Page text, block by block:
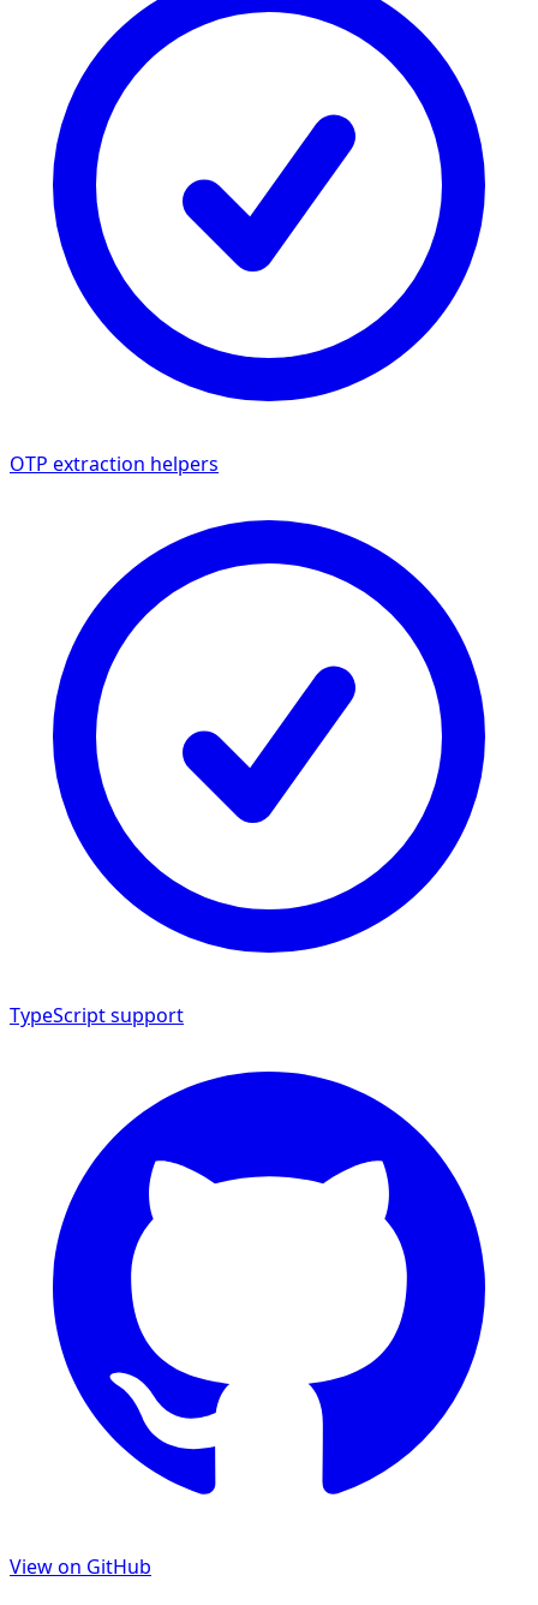
OTP extraction helpers
TypeScript support
View on GitHub